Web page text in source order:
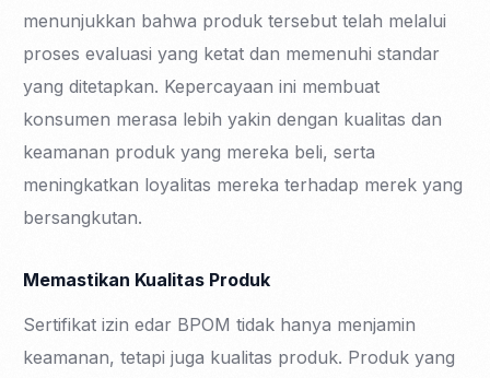
menunjukkan bahwa produk tersebut telah melalui
proses evaluasi yang ketat dan memenuhi standar
yang ditetapkan. Kepercayaan ini membuat
konsumen merasa lebih yakin dengan kualitas dan
keamanan produk yang mereka beli, serta
meningkatkan loyalitas mereka terhadap merek yang
bersangkutan.
Memastikan Kualitas Produk
Sertifikat izin edar BPOM tidak hanya menjamin
keamanan, tetapi juga kualitas produk. Produk yang